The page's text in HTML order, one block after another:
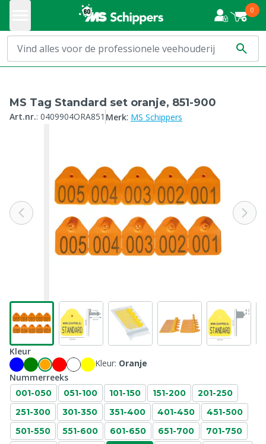
0
MS Tag Standard set oranje, 851-900
Art.nr.: 0409904ORA851 Merk: MS Schippers
Kleur
Kleur: Oranje
Nummerreeks
001-050 051-100 101-150 151-200
201-250
251-300
301-350 351-400 401-450
451-500
501-550
551-600 601-650 651-700
701-750